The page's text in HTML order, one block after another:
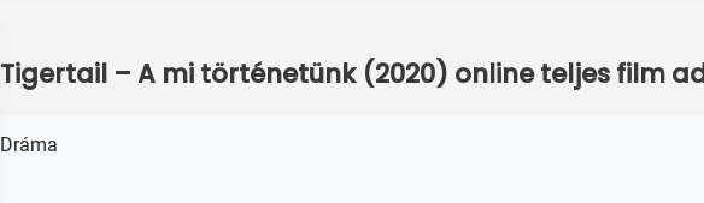
Tigertail – A mi történetünk (2020) online teljes film
Dráma